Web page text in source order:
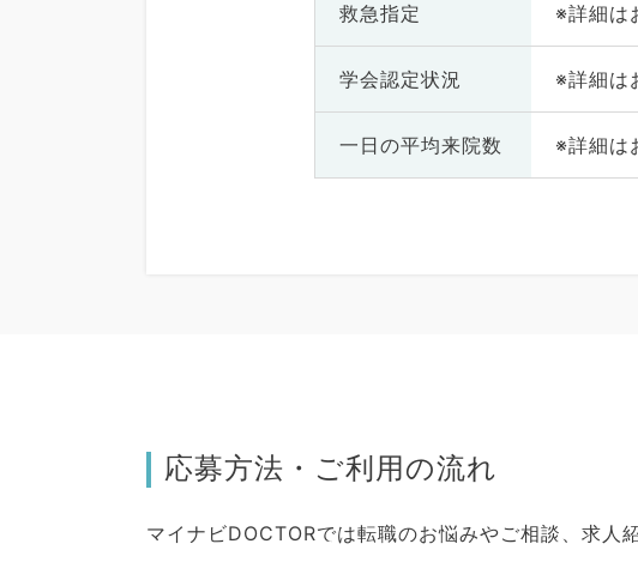
救急指定 ※詳細は
学会認定状況 ※詳細は
一日の平均来院数 ※詳細は
応募方法・ご利用の流れ
マイナビDOCTORでは転職のお悩みやご相談、求人